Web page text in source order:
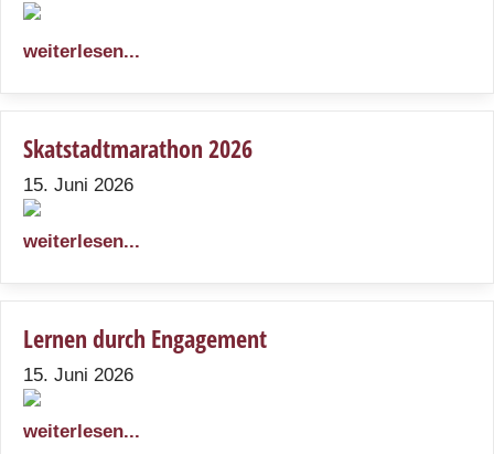
weiterlesen...
Skatstadtmarathon 2026
15. Juni 2026
weiterlesen...
Lernen durch Engagement
15. Juni 2026
weiterlesen...